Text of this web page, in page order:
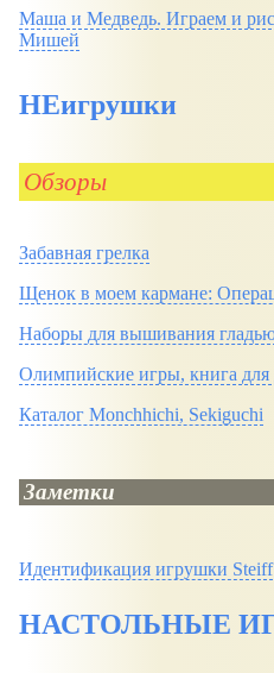
Маша и Медведь. Играем и
Мишей
НЕигрушки
Обзоры
Забавная грелка
Щенок в моем кармане:
Наборы для вышивания
Олимпийские игры, книга для
Каталог Monchhichi, Sekiguchi
Заметки
Идентификация игрушки Steiff
НАСТОЛЬНЫЕ